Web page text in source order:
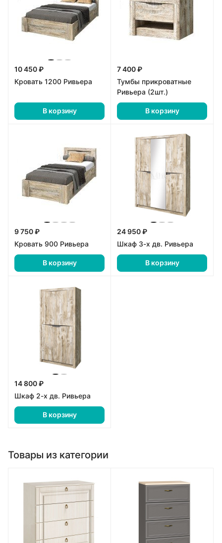
10 450 ₽
Кровать 1200 Ривьера
В корзину
7 400 ₽
Тумбы прикроватные
Ривьера (2шт.)
В корзину
9 750 ₽
Кровать 900 Ривьера
В корзину
24 950 ₽
Шкаф 3-х дв. Ривьера
В корзину
14 800 ₽
Шкаф 2-х дв. Ривьера
В корзину
Товары из категории